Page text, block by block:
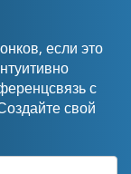
если это
с
свой